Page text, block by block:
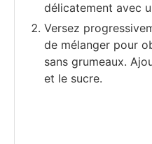
délicatement avec
Versez
de mélanger pour
sans grumeaux.
et le sucre.